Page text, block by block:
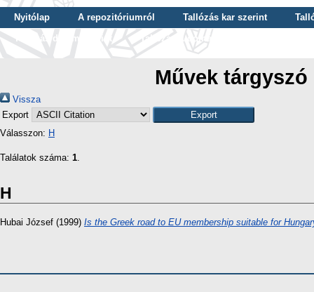
Nyitólap A repozitóriumról Tallózás kar szerint
Tallózás dátum szerint
Tallózás tudományterület szerint
Művek
Vissza
Export
Válasszon: H
Találatok száma: 1.
H
Hubai József (1999) Is the Greek road to EU membership suitable for